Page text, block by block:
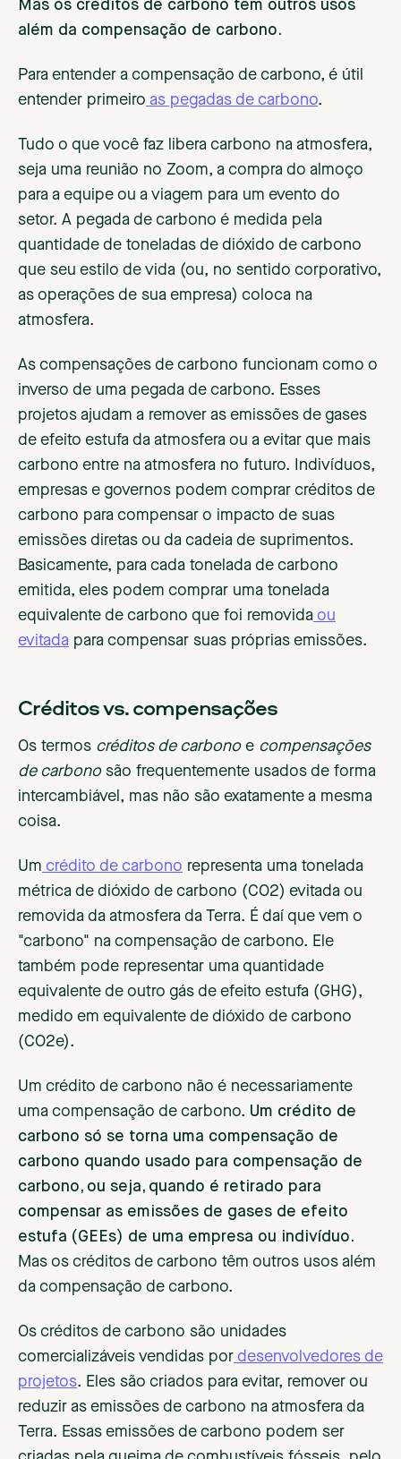
Mas os créditos de carbono têm outros usos
além da compensação de carbono.
Para entender a compensação de carbono, é útil
entender primeiro as pegadas de carbono.
Tudo o que você faz libera carbono na atmosfera,
seja uma reunião no Zoom, a compra do almoço
para a equipe ou a viagem para um evento do
setor. A pegada de carbono é medida pela
quantidade de toneladas de dióxido de carbono
que seu estilo de vida (ou, no sentido corporativo,
as operações de sua empresa) coloca na
atmosfera.
As compensações de carbono funcionam como o
inverso de uma pegada de carbono. Esses
projetos ajudam a remover as emissões de gases
de efeito estufa da atmosfera ou a evitar que mais
carbono entre na atmosfera no futuro. Indivíduos,
empresas e governos podem comprar créditos de
carbono para compensar o impacto de suas
emissões diretas ou da cadeia de suprimentos.
Basicamente, para cada tonelada de carbono
emitida, eles podem comprar uma tonelada
equivalente de carbono que foi removida ou
evitada para compensar suas próprias emissões.
Créditos vs. compensações
Os termos créditos de carbono e compensações
de carbono são frequentemente usados de forma
intercambiável, mas não são exatamente a mesma
coisa.
Um crédito de carbono representa uma tonelada
métrica de dióxido de carbono (CO2) evitada ou
removida da atmosfera da Terra. É daí que vem o
"carbono" na compensação de carbono. Ele
também pode representar uma quantidade
equivalente de outro gás de efeito estufa (GHG),
medido em equivalente de dióxido de carbono
(CO2e).
Um crédito de carbono não é necessariamente
uma compensação de carbono. Um crédito de
carbono só se torna uma compensação de
carbono quando usado para compensação de
carbono, ou seja, quando é retirado para
compensar as emissões de gases de efeito
estufa (GEEs) de uma empresa ou indivíduo.
Mas os créditos de carbono têm outros usos além
da compensação de carbono.
Os créditos de carbono são unidades
comercializáveis vendidas por desenvolvedores de
projetos. Eles são criados para evitar, remover ou
reduzir as emissões de carbono na atmosfera da
Terra. Essas emissões de carbono podem ser